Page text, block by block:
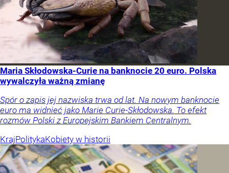
Maria Skłodowska-Curie na banknocie 20 euro. Polska
wywalczyła ważną zmianę
Spór o zapis jej nazwiska trwa od lat. Na nowym banknocie
euro ma widnieć jako Marie Curie-Skłodowska. To efekt
rozmów Polski z Europejskim Bankiem Centralnym.
KrajPolitykaKobiety w historii